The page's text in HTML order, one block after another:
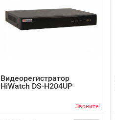
Видеорегистратор
HiWatch DS-H204UP
Звоните!